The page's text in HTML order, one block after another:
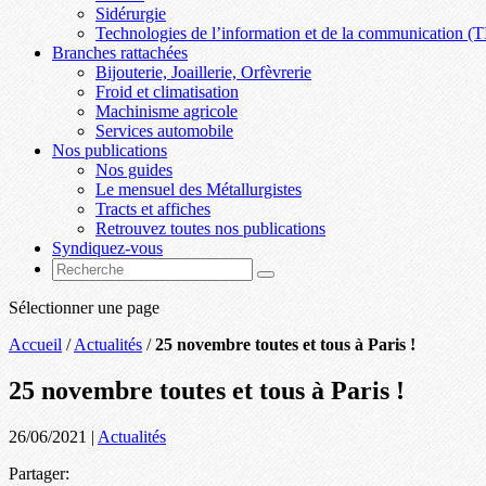
Sidérurgie
Technologies de l’information et de la communication
Branches rattachées
Bijouterie, Joaillerie, Orfèvrerie
Froid et climatisation
Machinisme agricole
Services automobile
Nos publications
Nos guides
Le mensuel des Métallurgistes
Tracts et affiches
Retrouvez toutes nos publications
Syndiquez-vous
Sélectionner une page
Accueil /Actualités /25 novembre toutes et tous à Paris !
25 novembre toutes et tous à Paris !
26/06/2021 | Actualités
Partager: